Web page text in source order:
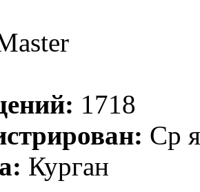
1718
Ср
Курган